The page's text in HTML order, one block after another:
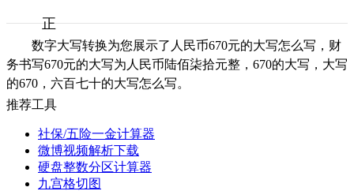
正
数字大写转换为您展示了人民币670元的大写怎么写，财
务书写670元的大写为人民币陆佰柒拾元整，670的大写，大写
的670，六百七十的大写怎么写。
推荐工具
社保/五险一金计算器
微博视频解析下载
硬盘整数分区计算器
九宫格切图